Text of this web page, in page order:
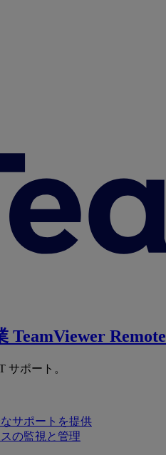
TeamViewer Remote
サポート。
サポートを提供
の監視と管理